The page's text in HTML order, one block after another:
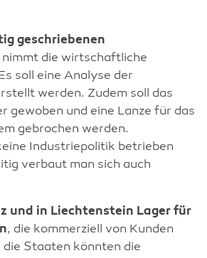
geschriebenen
nimmt die wirtschaftliche
soll eine Analyse der
werden. Zudem soll das
gewoben und eine Lanze für das
gebrochen werden.
Industriepolitik betrieben
verbaut man sich auch
und in Liechtenstein Lager für
, die kommerziell von Kunden
Staaten könnten die